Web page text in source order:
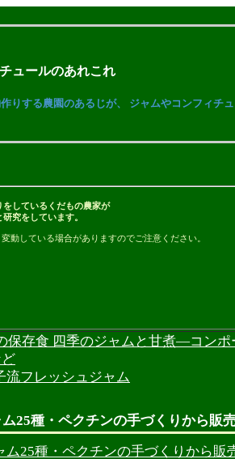
ュールのあれこれ
りする農園のあるじが、 ジャムやコンフィチ
しているくだもの農家が
究をしています。
動している場合がありますのでご注意ください。
保存食 四季のジャムと甘煮―コンポ
流フレッシュジャム
25種・ペクチンの手づくりから販